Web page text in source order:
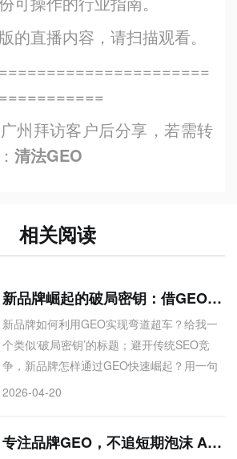
的直播内容，请扫描观看。
州拜访客户后分享，若需转
清法GEO
相关阅读
新品牌崛起的破局密钥：借GEO东风，实现换道超车
新品牌如何利用GEO实现弯道超车？给我一
个类似‘破局密钥’的标题；避开传统SEO竞
争，新品牌怎样通过GEO快速崛起？用一句
话总结；帮我写一个关于‘GEO是新品牌唯一
2026-04-20
专注品牌GEO，不追短期泡沫 AI会变，品牌不会